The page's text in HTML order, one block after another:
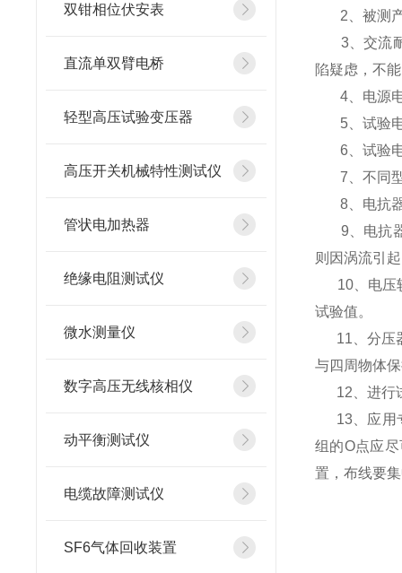
双钳相位伏安表
直流单双臂电桥
轻型高压试验变压器
高压开关机械特性测试仪
管状电加热器
绝缘电阻测试仪
微水测量仪
数字高压无线核相仪
动平衡测试仪
电缆故障测试仪
SF6气体回收装置
2、被测产
3、交流耐
陷疑虑，不
4、电源电
5、试验电
6、试验电
7、不同型
8、电抗器
9、电抗器
则因涡流引
10、电压较
试验值。
11、分压器
与四周物体
12、进行试
13、应用专
组的O点应
置，布线要